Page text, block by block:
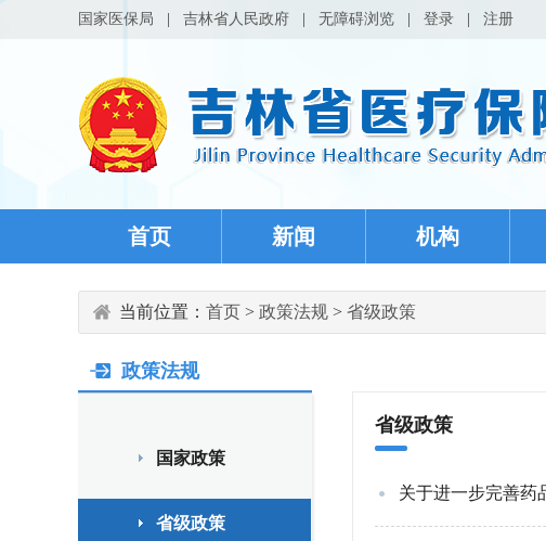
国家医保局 吉林省人民政府 无障碍浏览 登录 注册
首页 新闻 机构
当前位置： 首页 > 政策法规 > 省级政策
政策法规
国家政策
省级政策
省级政策
关于进一步完善药